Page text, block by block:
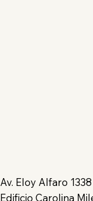
Av. Eloy Alfaro
Edificio Carolina